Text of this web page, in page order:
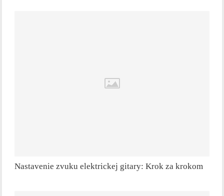
Nastavenie zvuku elektrickej gitary: Krok za krokom